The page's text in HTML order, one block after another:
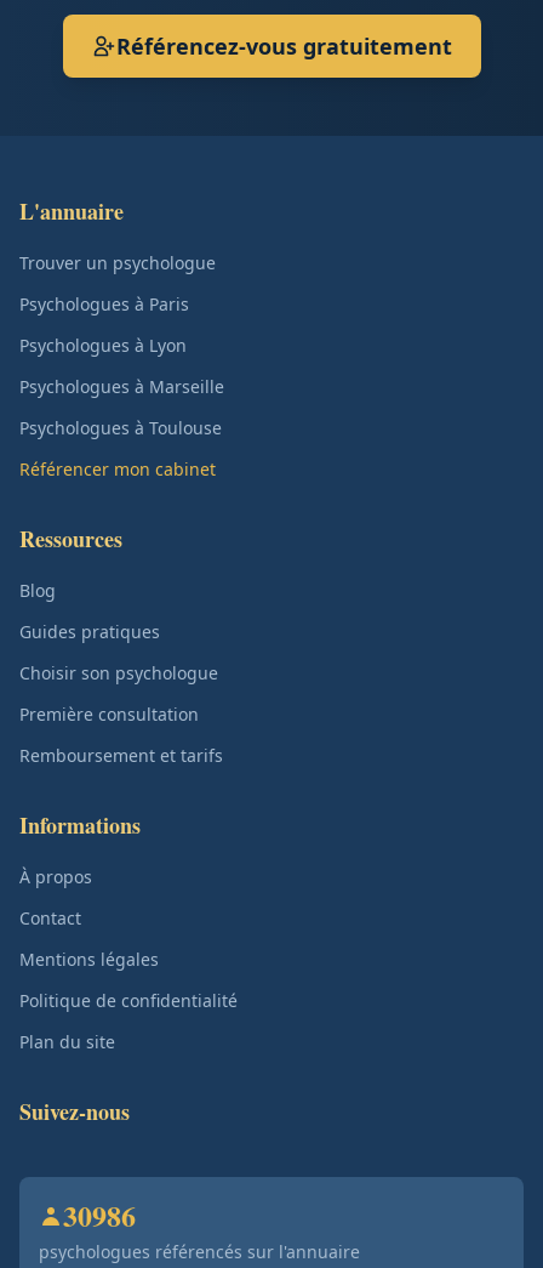
Référencez-vous gratuitement
L'annuaire
Trouver un psychologue
Psychologues à Paris
Psychologues à Lyon
Psychologues à Marseille
Psychologues à Toulouse
Référencer mon cabinet
Ressources
Blog
Guides pratiques
Choisir son psychologue
Première consultation
Remboursement et tarifs
Informations
À propos
Contact
Mentions légales
Politique de confidentialité
Plan du site
Suivez-nous
30986
psychologues référencés sur l'annuaire